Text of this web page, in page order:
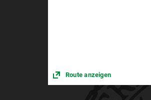
Route anzeigen